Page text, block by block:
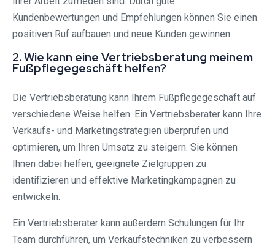
Kundenbewertungen und Empfehlungen können Sie einen
positiven Ruf aufbauen und neue Kunden gewinnen.
2. Wie kann eine Vertriebsberatung meinem
Fußpflegegeschäft helfen?
Die Vertriebsberatung kann Ihrem Fußpflegegeschäft auf
verschiedene Weise helfen. Ein Vertriebsberater kann Ihre
Verkaufs- und Marketingstrategien überprüfen und
optimieren, um Ihren Umsatz zu steigern. Sie können
Ihnen dabei helfen, geeignete Zielgruppen zu
identifizieren und effektive Marketingkampagnen zu
entwickeln.
Ein Vertriebsberater kann außerdem Schulungen für Ihr
Team durchführen, um Verkaufstechniken zu verbessern